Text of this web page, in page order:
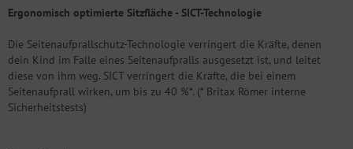
Ergonomisch optimierte Sitzfläche - SICT-Technologie
Die Seitenaufprallschutz-Technologie verringert die Kräfte, denen
dein Kind im Falle eines Seitenaufpralls ausgesetzt ist, und leitet
diese von ihm weg. SICT verringert die Kräfte, die bei einem
Seitenaufprall wirken, um bis zu 40 %*. (* Britax Römer interne
Sicherheitstests)